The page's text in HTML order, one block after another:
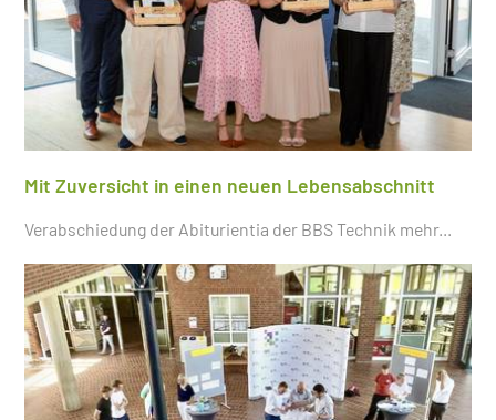
Mit Zuversicht in einen neuen Lebensabschnitt
Verabschiedung der Abiturientia der BBS Technik mehr...